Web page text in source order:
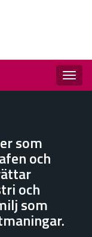
som
och
och
som